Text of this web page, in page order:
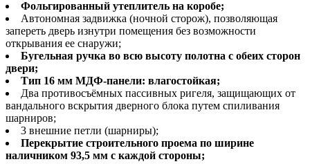
Фольгированный утеплитель на коробе;
Автономная задвижка (ночной сторож), позволяющая
запереть дверь изнутри помещения без возможности
открывания ее снаружи;
Бугельная ручка во всю высоту полотна с обеих сторон
двери;
Тип 16 мм МДФ-панели: влагостойкая;
Два противосъёмных пассивных ригеля, защищающих от
вандального вскрытия дверного блока путем спиливания
шарниров;
3 внешние петли (шарниры);
Перекрытие строительного проема по ширине
наличником 93,5 мм с каждой стороны;